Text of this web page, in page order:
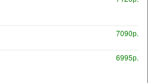
7090р.
6995р.